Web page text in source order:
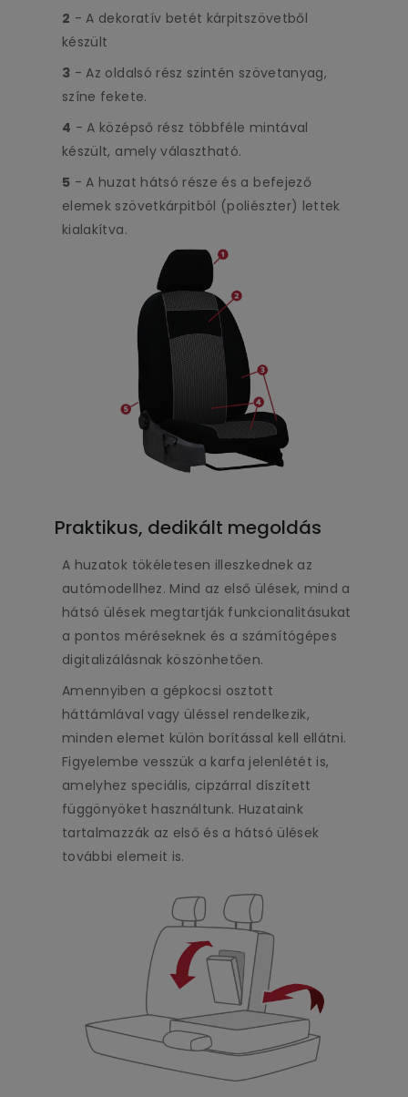
2 - A dekoratív betét kárpitszövetből
készült
3 - Az oldalsó rész szintén szövetanyag,
színe fekete.
4 - A középső rész többféle mintával
készült, amely választható.
5 - A huzat hátsó része és a befejező
elemek szövetkárpitból (poliészter) lettek
kialakítva.
Praktikus, dedikált megoldás
A huzatok tökéletesen illeszkednek az
autómodellhez. Mind az első ülések, mind a
hátsó ülések megtartják funkcionalitásukat
a pontos méréseknek és a számítógépes
digitalizálásnak köszönhetően.
Amennyiben a gépkocsi osztott
háttámlával vagy üléssel rendelkezik,
minden elemet külön borítással kell ellátni.
Figyelembe vesszük a karfa jelenlétét is,
amelyhez speciális, cipzárral díszített
függönyöket használtunk. Huzataink
tartalmazzák az első és a hátsó ülések
további elemeit is.